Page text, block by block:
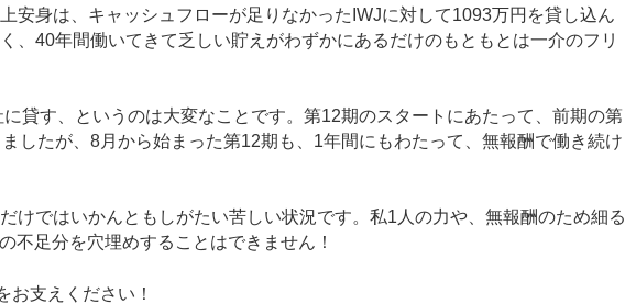
安身は、キャッシュフローが足りなかったIWJに対して1093万円を貸し込ん
、40年間働いてきて乏しい貯えがわずかにあるだけのもともとは一介のフリ
貸す、というのは大変なことです。第12期のスタートにあたって、前期の第
したが、8月から始まった第12期も、1年間にもわたって、無報酬で働き続け
けではいかんともしがたい苦しい状況です。私1人の力や、無報酬のため細る
不足分を穴埋めすることはできません！
支えください！